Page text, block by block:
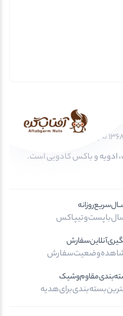
فروشگاه آجیل و خشکبار آفتاب گرم از سال 1368 تا به امروز، عرضه کننده مرغوب
ادویه و باکس کادویی است.